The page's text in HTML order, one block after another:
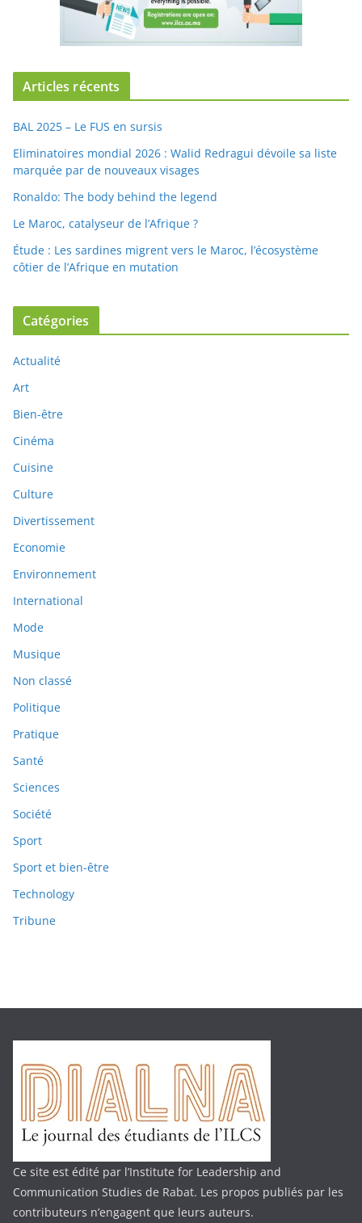
Articles récents
BAL 2025 – Le FUS en sursis
Eliminatoires mondial 2026 : Walid Redragui dévoile sa liste
marquée par de nouveaux visages
Ronaldo: The body behind the legend
Le Maroc, catalyseur de l’Afrique ?
Étude : Les sardines migrent vers le Maroc, l’écosystème
côtier de l’Afrique en mutation
Catégories
Actualité
Art
Bien-être
Cinéma
Cuisine
Culture
Divertissement
Economie
Environnement
International
Mode
Musique
Non classé
Politique
Pratique
Santé
Sciences
Société
Sport
Sport et bien-être
Technology
Tribune
Ce site est édité par l’Institute for Leadership and
Communication Studies de Rabat. Les propos publiés par les
contributeurs n’engagent que leurs auteurs.